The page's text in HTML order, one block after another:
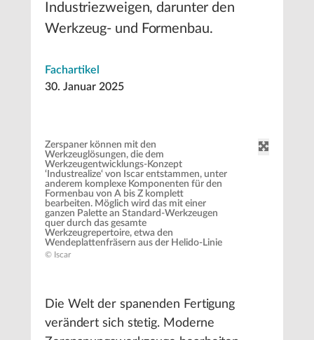
Industriezweigen, darunter den
Werkzeug- und Formenbau.
Fachartikel
30. Januar 2025
Zerspaner können mit den
Werkzeuglösungen, die dem
Werkzeugentwicklungs-Konzept
‘Industrealize‘ von Iscar entstammen, unter
anderem komplexe Komponenten für den
Formenbau von A bis Z komplett
bearbeiten. Möglich wird das mit einer
ganzen Palette an Standard-Werkzeugen
quer durch das gesamte
Werkzeugrepertoire, etwa den
Wendeplattenfräsern aus der Helido-Linie
© Iscar
Die Welt der spanenden Fertigung
verändert sich stetig. Moderne